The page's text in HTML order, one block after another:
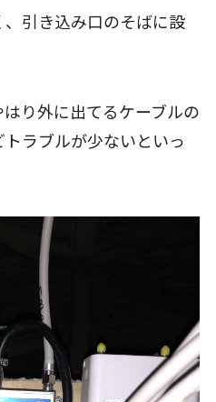
引き込み口のそばに設
り外に出てるケーブルの
ラブルが少ないといっ